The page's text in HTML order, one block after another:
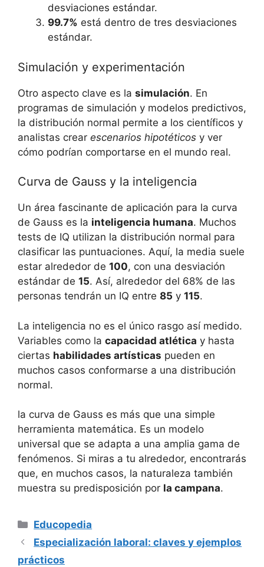
desviaciones estándar.
99.7% está dentro de tres desviaciones
estándar.
Simulación y experimentación
Otro aspecto clave es la simulación. En
programas de simulación y modelos predictivos,
la distribución normal permite a los científicos y
analistas crear escenarios hipotéticos y ver
cómo podrían comportarse en el mundo real.
Curva de Gauss y la inteligencia
Un área fascinante de aplicación para la curva
de Gauss es la inteligencia humana. Muchos
tests de IQ utilizan la distribución normal para
clasificar las puntuaciones. Aquí, la media suele
estar alrededor de 100, con una desviación
estándar de 15. Así, alrededor del 68% de las
personas tendrán un IQ entre 85 y 115.
La inteligencia no es el único rasgo así medido.
Variables como la capacidad atlética y hasta
ciertas habilidades artísticas pueden en
muchos casos conformarse a una distribución
normal.
la curva de Gauss es más que una simple
herramienta matemática. Es un modelo
universal que se adapta a una amplia gama de
fenómenos. Si miras a tu alrededor, encontrarás
que, en muchos casos, la naturaleza también
muestra su predisposición por la campana.
Categorías
Educopedia
Especialización laboral: claves y ejemplos
prácticos